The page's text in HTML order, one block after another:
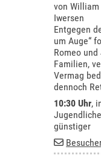
von William
Iwersen
Entgegen
um Auge“
Romeo
Familien,
Vermag
dennoch
10:30 Uhr,
günstiger